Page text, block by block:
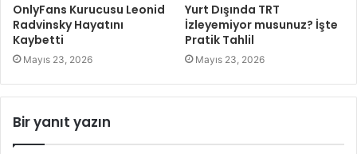
OnlyFans Kurucusu Leonid
Radvinsky Hayatını
Kaybetti
Mayıs 23, 2026
Yurt Dışında TRT
İzleyemiyor musunuz? İşte
Pratik Tahlil
Mayıs 23, 2026
Bir yanıt yazın